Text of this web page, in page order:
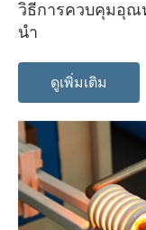
วิธีการควบคุมอุณ
นำ
ดูเพิ่มเติม